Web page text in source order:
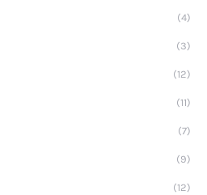
(4)
(3)
(12)
(11)
(7)
(9)
(12)